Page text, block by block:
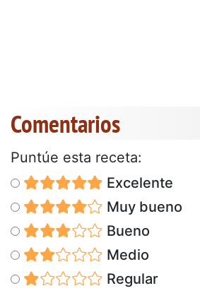
Comentarios
Puntúe esta receta:
Excelente
Muy bueno
Bueno
Medio
Regular